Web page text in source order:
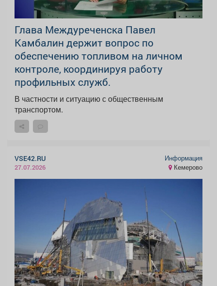
Глава Междуреченска Павел
Камбалин держит вопрос по
обеспечению топливом на личном
контроле, координируя работу
профильных служб.
В частности и ситуацию с общественным
транспортом.
VSE42.RU
27.07.2026
Информация
Кемерово